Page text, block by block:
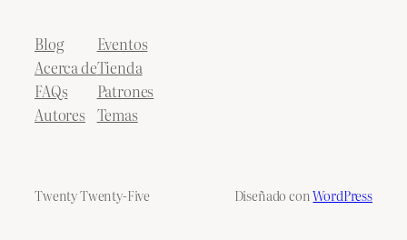
Blog
Acerca de
FAQs
Autores
Eventos
Tienda
Patrones
Temas
Twenty Twenty-Five Diseñado conWordPress